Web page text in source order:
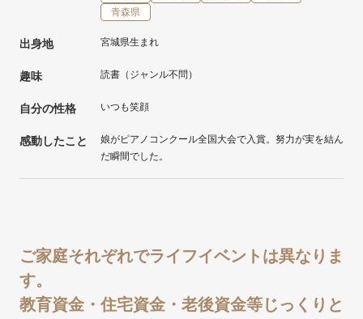
青森県
出身地 宮城県生まれ
趣味 読書（ジャンル不問）
自分の性格 いつも笑顔
感動したこと
娘がピアノコンクール全国大会で入賞。努力が実を結ん
だ瞬間でした。
ご家庭それぞれでライフイベントは異なりま
す。
教育資金・住宅資金・老後資金等じっくりと